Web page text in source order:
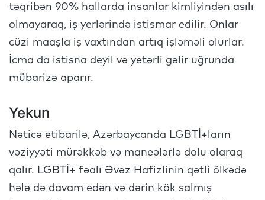
təqribən 90% hallarda insanlar kimliyindən asılı
olmayaraq, iş yerlərində istismar edilir. Onlar
cüzi maaşla iş vaxtından artıq işləməli olurlar.
İcma da istisna deyil və yetərli gəlir uğrunda
mübarizə aparır.
Yekun
Nəticə etibarilə, Azərbaycanda LGBTİ+ların
vəziyyəti mürəkkəb və maneələrlə dolu olaraq
qalır. LGBTİ+ fəalı Əvəz Hafizlinin qətli ölkədə
hələ də davam edən və dərin kök salmış